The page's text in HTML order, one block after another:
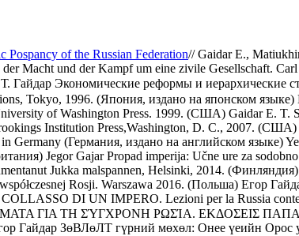
Pospancy of the Russian Federation// Gaidar E.,
Macht und der Kampf um eine zivile Gesellschaft.
Гайдар Экономические реформы и иерархические
Tokyo, 1996. (Япония, издано на японском языке)
of Washington Press. 1999. (США) Gaidar E. T.
Institution Press,Washington, D. C., 2007. (США)
Germany (Германия, издано на английском языке)
Jegor Gajar Propad imperija: Učne ure za
Jukka malspannen, Helsinki, 2014. (Финляндия)
Rosji. Warszawa 2016. (Польша) Егор
DI UN IMPERO. Lezioni per la Russia
ΓΙΑ ΤΗ ΣΎΓΧΡΟΝΗ ΡΩΣΊΑ. ΕΚΔΟΣEΙΣ
Гайдар ЗөВЛөЛТ гүрний мөхөл: Онее үеийн Орос